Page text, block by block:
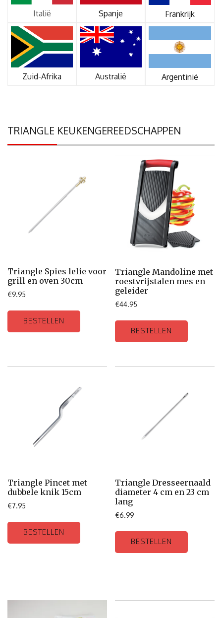
Italië Spanje Frankrijk
Zuid-Afrika Australië Argentinië
TRIANGLE KEUKENGEREEDSCHAPPEN
Triangle Spies lelie voor
grill en oven 30cm
€9.95
BESTELLEN
Triangle Mandoline met
roestvrijstalen mes en
geleider
€44.95
BESTELLEN
Triangle Pincet met
dubbele knik 15cm
€7.95
BESTELLEN
Triangle Dresseernaald
diameter 4 cm en 23 cm
lang
€6.99
BESTELLEN